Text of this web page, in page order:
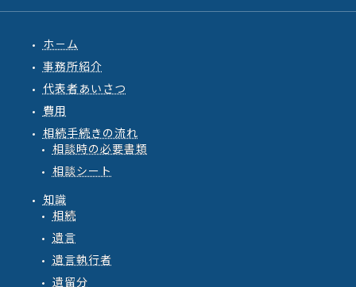
ホ－ム
事務所紹介
代表者あいさつ
費用
相続手続きの流れ
相談時の必要書類
相談シート
知識
相続
遺言
遺言執行者
遺留分